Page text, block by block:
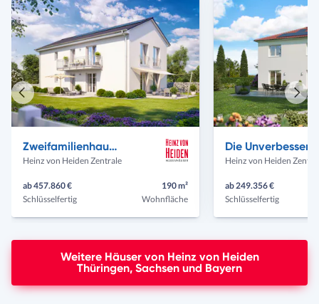
Zweifamilienhaus 491
Heinz von Heiden Zentrale
ab 457.860 €
Schlüsselfertig
190 m²
Wohnfläche
Heinz von Heiden
ab 249.356 €
Schlüsselfertig
Vorheriges
Haus
Haus
Weitere Häuser von Heinz von Heiden
Thüringen, Sachsen und Bayern